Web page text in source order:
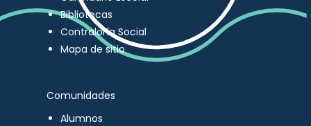
Bibliotecas
Contraloría Social
Mapa de sitio
Comunidades
Alumnos